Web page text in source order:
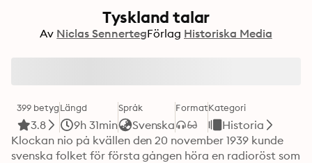
Tyskland talar
Av Niclas SennertegFörlag Historiska Media
399 betyg
3.8
Längd
9h 31min
Språk
Svenska
FormatKategori
Historia
Klockan nio på kvällen den 20 november 1939 kunde
svenska folket för första gången höra en radioröst som